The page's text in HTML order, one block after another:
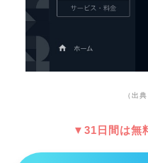
（出
▼31日間は無